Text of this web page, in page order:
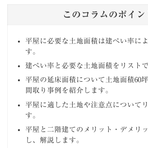
このコラムのポイン
平屋に必要な土地面積は建ぺい率に
す。
建ぺい率と必要な土地面積をリスト
平屋の延床面積について土地面積60
間取り事例を紹介します。
平屋に適した土地や注意点について
す。
平屋と二階建てのメリット・デメリ
し、解説します。